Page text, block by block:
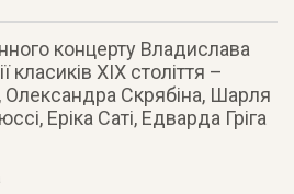
концерту Владислава
ХІХ століття –
Скрябіна, Шарля
Еріка Саті, Едварда Гріга